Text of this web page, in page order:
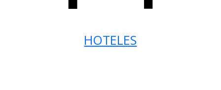
HOTELES